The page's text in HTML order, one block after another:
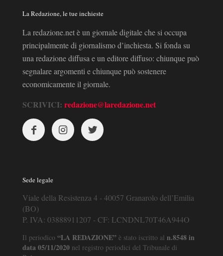
La Redazione, le tue inchieste
La redazione.net è un giornale digitale che si occupa
principalmente di giornalismo d’inchiesta. Si fonda su
una redazione diffusa e un editore diffuso: chiunque può
segnalare argomenti e chiunque può sostenere
economicamente il giornale.
SCRIVICI: redazione@laredazione.net
Sede legale
Viale della Resistenza 4 - 40057 Granarolo dell’Emilia
(BO)
P. IVA: 03888911207 - CF: LCNDNL70T46A944O
Il periodico “LA REDAZIONE” è stato iscritto al n.8548 in
data 05/11/2020 nel registro periodici del Tribunale di